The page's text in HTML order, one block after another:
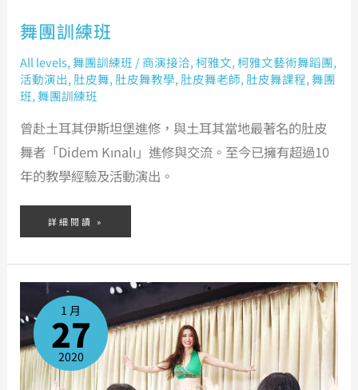
舞團訓練班
All levels,舞團訓練班 /商演接洽,柯雅文,柯雅文藝術舞蹈團,
活動演出,肚皮舞,肚皮舞教學,肚皮舞老師,肚皮舞課程,舞團
班,舞團訓練班
曾赴土耳其伊斯坦堡進修，與土耳其當地最著名的肚皮
舞者「Didem Kınalı」進修與交流。至今已擁有超過10
年的教學經驗及活動演出。
詳細閱讀 »
1 月
27
2020
表
演
訓